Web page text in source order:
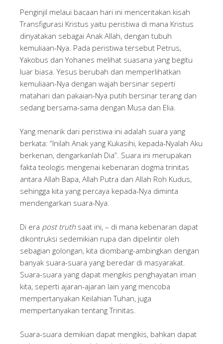
Penginjil melaui bacaan hari ini menceritakan kisah
Transfigurasi Kristus yaitu peristiwa di mana Kristus
dinyatakan sebagai Anak Allah, dengan tubuh
kemuliaan-Nya. Pada peristiwa tersebut Petrus,
Yakobus dan Yohanes melihat suasana yang begitu
luar biasa. Yesus berubah dan memperlihatkan
kemuliaan-Nya dengan wajah bersinar seperti
matahari dan pakaian-Nya putih bersinar terang dan
sedang bersama-sama dengan Musa dan Elia.
Yang menarik dari peristiwa ini adalah suara yang
berkata: “Inilah Anak yang Kukasihi, kepada-Nyalah Aku
berkenan, dengarkanlah Dia”. Suara ini merupakan
fakta teologis mengenai kebenaran dogma trinitas
antara Allah Bapa, Allah Putra dan Allah Roh Kudus,
sehingga kita yang percaya kepada-Nya diminta
mendengarkan suara-Nya.
Di era post truth saat ini, – di mana kebenaran dapat
dikontruksi sedemikian rupa dan dipelintir oleh
sebagian golongan, kita diombang-ambingkan dengan
banyak suara-suara yang beredar di masyarakat.
Suara-suara yang dapat mengikis penghayatan iman
kita, seperti ajaran-ajaran lain yang mencoba
mempertanyakan Keilahian Tuhan, juga
mempertanyakan tentang Trinitas.
Suara-suara demikian dapat mengikis, bahkan dapat